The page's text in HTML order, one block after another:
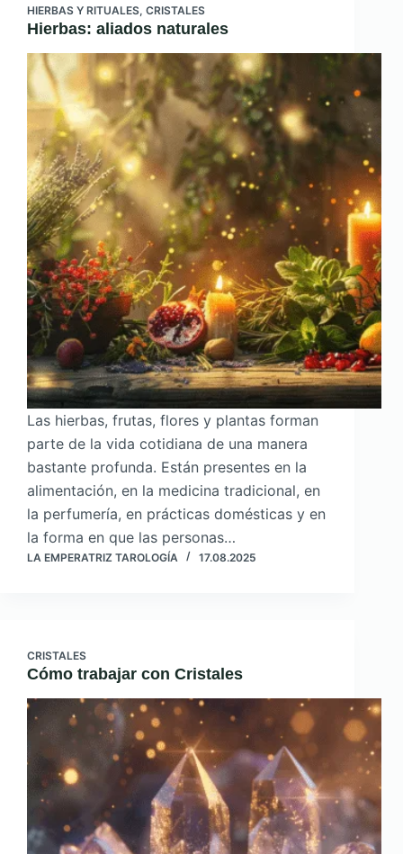
HIERBAS Y RITUALES, CRISTALES
Hierbas: aliados naturales
Las hierbas, frutas, flores y plantas forman
parte de la vida cotidiana de una manera
bastante profunda. Están presentes en la
alimentación, en la medicina tradicional, en
la perfumería, en prácticas domésticas y en
la forma en que las personas…
LA EMPERATRIZ TAROLOGÍA 17.08.2025
CRISTALES
Cómo trabajar con Cristales